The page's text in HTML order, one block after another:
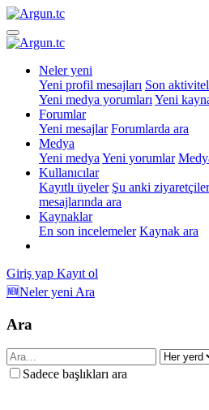
Neler yeni
Yeni profil mesajları Son
Yeni medya yorumları Yeni
Forumlar
Yeni mesajlar Forumlarda ara
Medya
Yeni medya Yeni yorumlar
Kullanıcılar
Kayıtlı üyeler Şu anki ziyaretçiler
mesajlarında ara
Kaynaklar
En son incelemeler Kaynak ara
Giriş yap Kayıt ol
🆕Neler yeni Ara
Ara
Sadece başlıkları ara